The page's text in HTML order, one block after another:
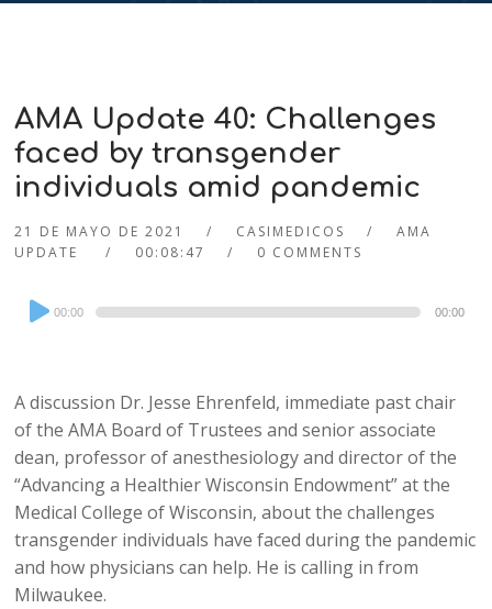
AMA Update 40: Challenges
faced by transgender
individuals amid pandemic
21 DE MAYO DE 2021 CASIMEDICOS
AMA
UPDATE
00:08:47 0 COMMENTS
Audio
Player
00:00 00:00
A discussion Dr. Jesse Ehrenfeld, immediate past chair
of the AMA Board of Trustees and senior associate
dean, professor of anesthesiology and director of the
“Advancing a Healthier Wisconsin Endowment” at the
Medical College of Wisconsin, about the challenges
transgender individuals have faced during the pandemic
and how physicians can help. He is calling in from
Milwaukee.